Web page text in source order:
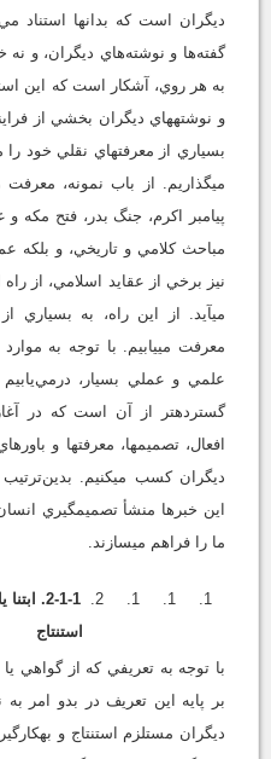
ديگران است که بدانها استناد
گفته‌ها و نوشته‌هاي ديگران، و نه
به هر روي، آشکار است که اين
و نوشته‏هاي ديگران بخشي از
بسياري از معرفت‏هاي نقلي خود
مي‏گذاريم. از باب نمونه، معرفت
پيامبر اکرم، جنگ بدر، فتح مکه
مباحث كلامي و تاريخي، و بلکه
نيز برخي از عقايد اسلامي، از
مي‏آيد. از اين راه، به بسياري
معرفت مي‏يابيم. با توجه به
علمي و عملي بسيار،
گسترده‏تر از آن است که در
افعال، تصميم‏ها، معرفت‏ها و
ديگران کسب مي‏کنيم. بدين‌ترتيب
اين خبرها منشأ تصميم‏گيري
ما را فراهم مي‏سازند.
2-1-1.
استنتاج
با توجه به تعريفي که از گواهي
بر پايه اين تعريف در بدو امر
ديگران مستلزم استنتاج و